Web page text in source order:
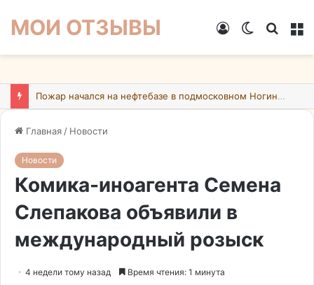
МОИ ОТЗЫВЫ
Switch
Войти
Пожар начался на нефтебазе в подмосковном Ногинске в результате атаки БПЛА ВСУ
Главная / Новости
Новости
Комика-иноагента Семена
Слепакова объявили в
международный розыск
4 недели тому назад Время чтения: 1 минута